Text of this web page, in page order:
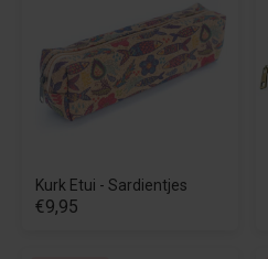
Kurk Etui - Sardientjes
€9,95